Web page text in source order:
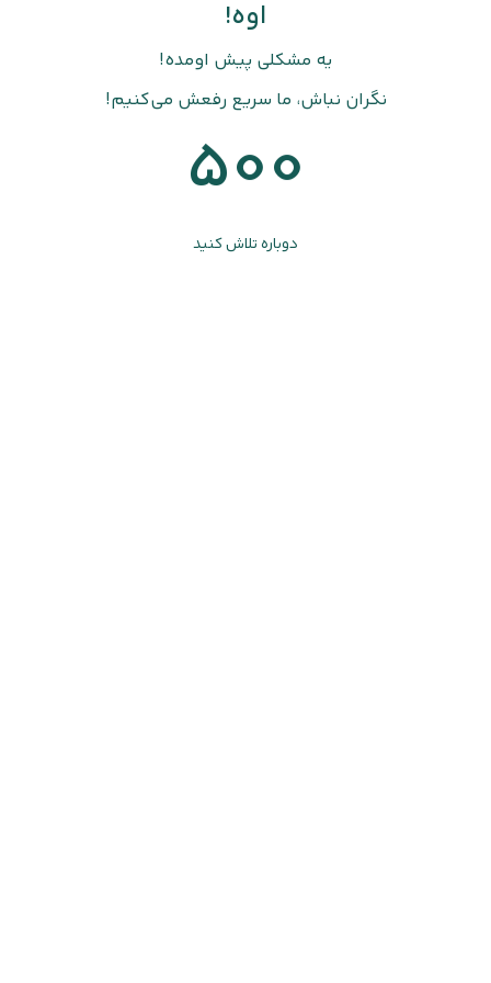
اوه!
یه مشکلی پیش اومده!
نگران نباش، ما سریع رفعش می‌کنیم!
500
دوباره تلاش کنید